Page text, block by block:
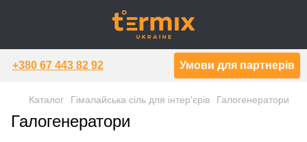
+380 67 443 82 92 Умови для партнерів
Каталог Гімалайська сіль для інтер'єрів Галогенератори
Галогенератори